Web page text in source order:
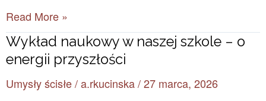
Read More »
Wykład naukowy w naszej szkole – o
energii przyszłości
Umysły ścisłe/a.rkucinska/27 marca, 2026
Wykład
naukowy
naszej